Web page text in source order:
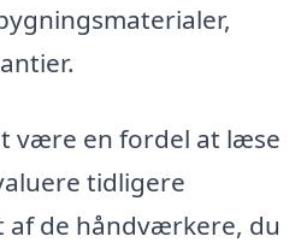
være en fordel at læse
tidligere
de håndværkere, du